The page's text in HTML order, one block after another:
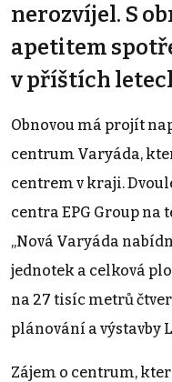
nerozvíjel. S
apetitem
v příštích
Obnovou má projít
centrum Varyáda,
centrem v kraji.
centra EPG Group
„Nová Varyáda
jednotek a celková
na 27 tisíc metrů
plánování a výstavby
Zájem o centrum,